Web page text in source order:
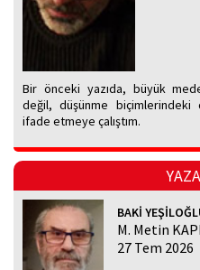
Bir önceki yazıda, büyük
değil, düşünme
ifade etmeye çalıştım.
BAKİ
M. Metin
27 Tem 2026